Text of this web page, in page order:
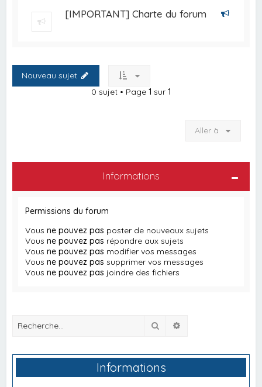
[IMPORTANT] Charte du forum
Nouveau sujet
0 sujet • Page 1 sur 1
Aller à
Informations
Permissions du forum
Vousne pouvez pas poster de nouveaux sujets
Vousne pouvez pas répondre aux sujets
Vousne pouvez pas modifier vos messages
Vousne pouvez pas supprimer vos messages
Vousne pouvez pas joindre des fichiers
Rechercher
Informations